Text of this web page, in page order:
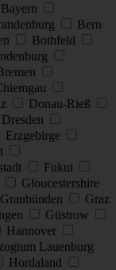
Bayern
Bern
Bothfeld
Donau-Rieß
Dresden
Erzgebirge
Fukui
Gloucestershire
Graubünden
Graz
Güstrow
Hannover
Lauenburg
Hordaland